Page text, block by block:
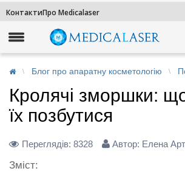
КонтактиПро Medicalaser
Блог про апаратну косметологію
Кролячі зморшки:
їх позбутися
Переглядів: 8328 Автор: Елена
Зміст: